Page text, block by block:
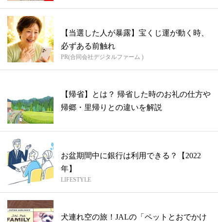
【当選した人が暴露】宝くじ運が動く時、
必ずある前触れ
PR(合同会社デジタルファーム )
【帰省】とは？ 帰省した時のお礼の仕方や
帰郷・里帰りとの違いを解説
お盆期間中に銀行は利用できる？【2022
年】
LIFESTYLE
犬連れ空の旅！JALの「ペットとおでかけ